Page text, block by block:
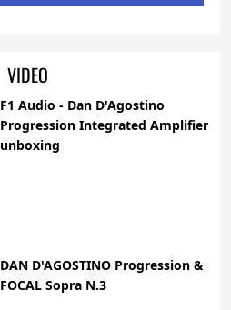
VIDEO
F1 Audio - Dan D'Agostino
Progression Integrated Amplifier
unboxing
DAN D'AGOSTINO Progression &
FOCAL Sopra N.3